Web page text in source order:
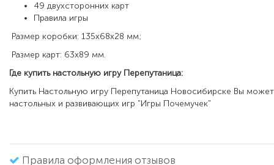
49 двухсторонних карт
Правила игры
Размер коробки: 135х68х28 мм;
Размер карт: 63x89 мм.
Где купить настольную игру Перепутаница:
Купить Настольную игру Перепутаница Новосибирске Вы
настольных и развивающих игр "Игры Почемучек"
Правила оформления отзывов